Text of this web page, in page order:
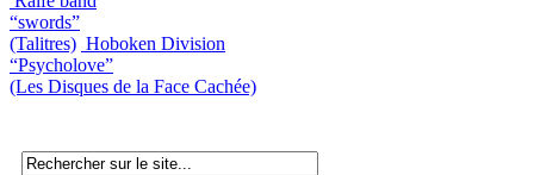
“swords”
(Talitres) Hoboken Division
“Psycholove”
(Les Disques de la Face Cachée)